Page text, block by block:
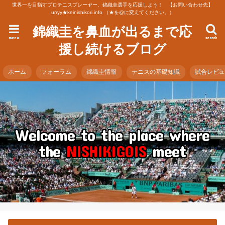
世界一を目指すプロテニスプレーヤー、錦織圭選手を応援しよう！ 【お問い合わせ先】
urryy★keinishikori.info （★を@に変えてください。）
錦織圭を鼻血が出るまで応
援し続けるブログ
search
menu
ホーム フォーラム 錦織圭情報 テニスの基礎知識 試合レビ
Welcome to the place where
theNISHIKIGOISmeet